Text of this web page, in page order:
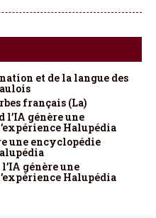
et de la langue des
français (La)
l’IA génère une
Halupédia
une encyclopédie
l’IA génère une
Halupédia